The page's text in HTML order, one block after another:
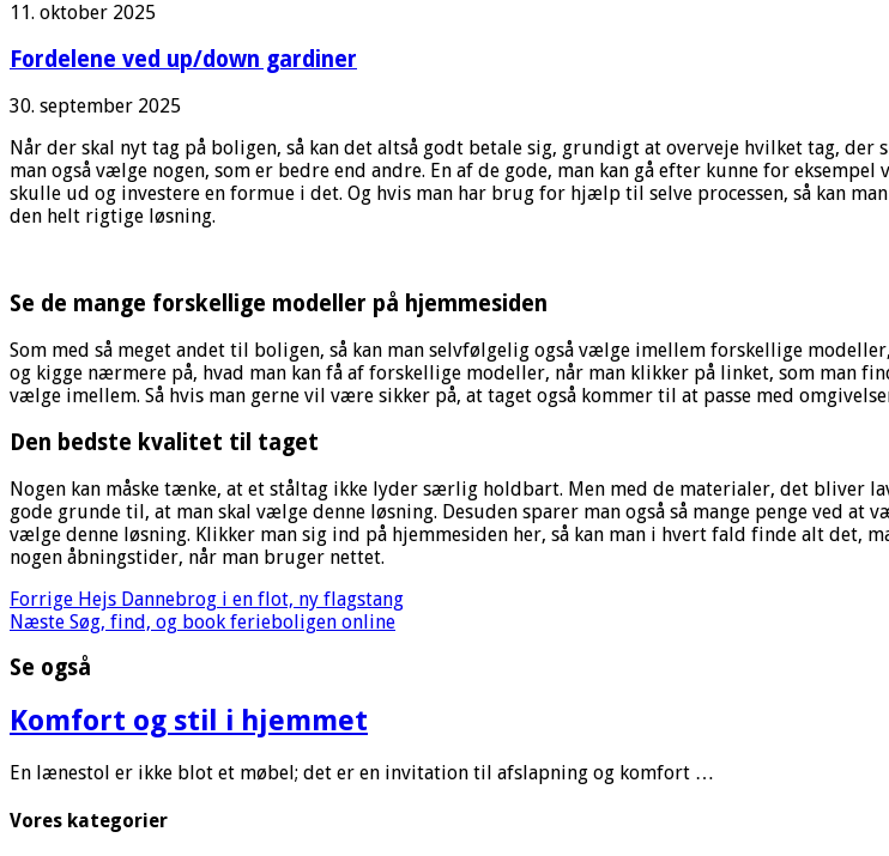
11. oktober 2025
Fordelene ved up/down gardiner
30. september 2025
Når der skal nyt tag på boligen, så kan det altså godt betale sig, grundigt at overveje hvilket tag,
man også vælge nogen, som er bedre end andre. En af de gode, man kan gå efter kunne for eksempel
skulle ud og investere en formue i det. Og hvis man har brug for hjælp til selve processen, så kan
den helt rigtige løsning.
Se de mange forskellige modeller på hjemmesiden
Som med så meget andet til boligen, så kan man selvfølgelig også vælge imellem forskellige
og kigge nærmere på, hvad man kan få af forskellige modeller, når man klikker på linket, som man
vælge imellem. Så hvis man gerne vil være sikker på, at taget også kommer til at passe med
Den bedste kvalitet til taget
Nogen kan måske tænke, at et ståltag ikke lyder særlig holdbart. Men med de materialer, det bliver
gode grunde til, at man skal vælge denne løsning. Desuden sparer man også så mange penge ved
vælge denne løsning. Klikker man sig ind på hjemmesiden her, så kan man i hvert fald finde alt det,
nogen åbningstider, når man bruger nettet.
Forrige Hejs Dannebrog i en flot, ny flagstang
Næste Søg, find, og book ferieboligen online
Se også
Komfort og stil i hjemmet
En lænestol er ikke blot et møbel; det er en invitation til afslapning og komfort …
Vores kategorier